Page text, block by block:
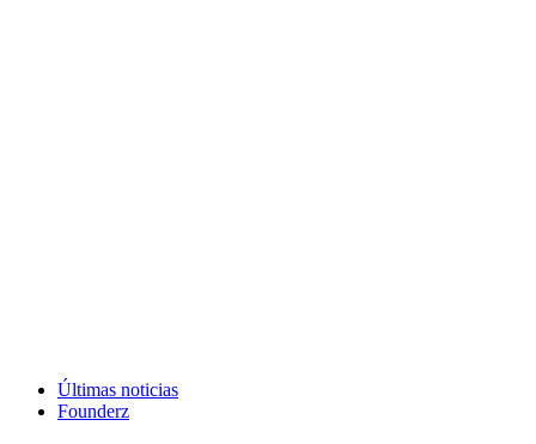
Últimas noticias
Founderz